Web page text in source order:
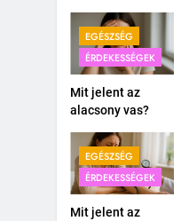
EGÉSZSÉG
ÉRDEKESSÉGEK
Mit jelent az
alacsony vas?
EGÉSZSÉG
ÉRDEKESSÉGEK
Mit jelent az